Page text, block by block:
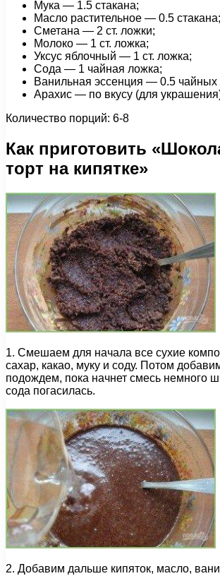
Мука — 1.5 стакана;
Масло растительное — 0.5 стакана;
Сметана — 2 ст. ложки;
Молоко — 1 ст. ложка;
Уксус яблочный — 1 ст. ложка;
Сода — 1 чайная ложка;
Ванильная эссенция — 0.5 чайных
Арахис — по вкусу (для
Количество порций: 6-8
Как приготовить
торт на кипятке»
1. Смешаем для начала все сухие
сахар, какао, муку и соду. Потом
подождем, пока начнет смесь немного
сода погасилась.
2. Добавим дальше кипяток, масло,